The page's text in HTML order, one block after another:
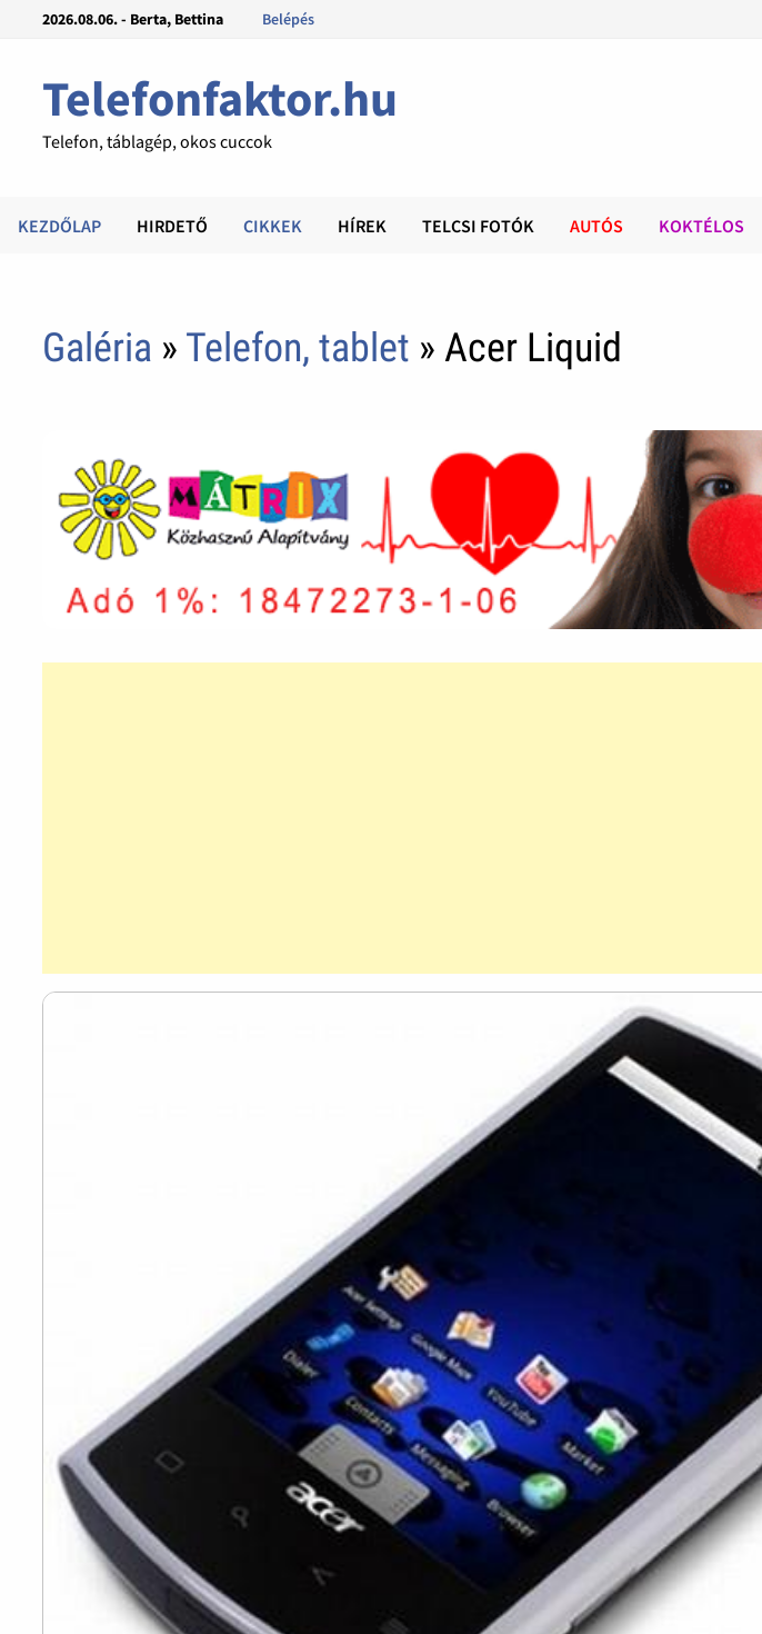
2026.08.06. - Berta, Bettina Belépés
Telefonfaktor.hu
Telefon, táblagép, okos cuccok
KEZDŐLAP HIRDETŐ CIKKEK HÍREK TELCSI FOTÓK AUTÓS KOKTÉLOS
Galéria » Telefon, tablet » Acer Liquid